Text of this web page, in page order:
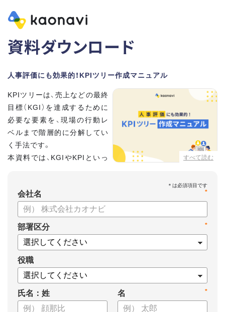
資料ダウンロード
人事評価にも効果的！KPIツリー作成マニュアル
すべて読む
KPIツリーは、売上などの最終
目標（KGI）を達成するために
必要な要素を、現場の行動レ
ベルまで階層的に分解してい
く手法です。
本資料では、KGIやKPIといっ
【資料の内容】
・KGI、KPIなどの用語をおさらい
・KPIツリーの作り方
・業種別のKPIツリー例
*
会社名
*
部署区分
役職
氏名：姓 *
名